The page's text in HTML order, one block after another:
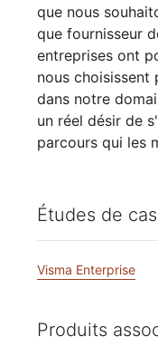
que nous
que fournisseur
entreprises ont
nous
dans notre
un réel désir de
parcours qui les
Études de
Visma Enterprise
Produits